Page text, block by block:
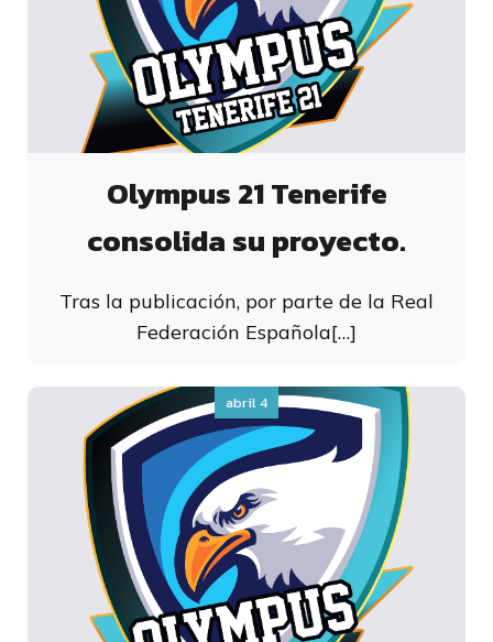
Olympus 21 Tenerife
consolida su proyecto.
Tras la publicación, por parte de la Real
Federación Española[…]
abril 4